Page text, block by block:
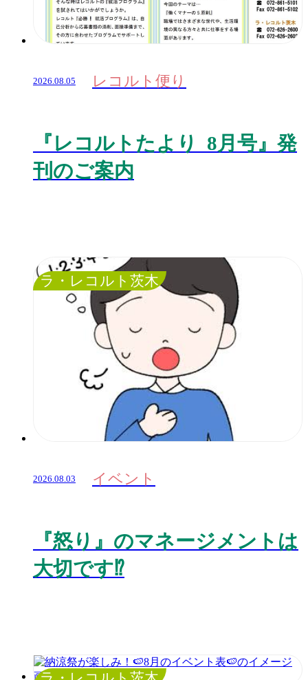
2026.08.05 レコルト便り
『レコルトたより 8月号』発
刊のご案内
ラ・レコルト茨木
2026.08.03 イベント
『怒り』のマネージメントは
大切です⁉️